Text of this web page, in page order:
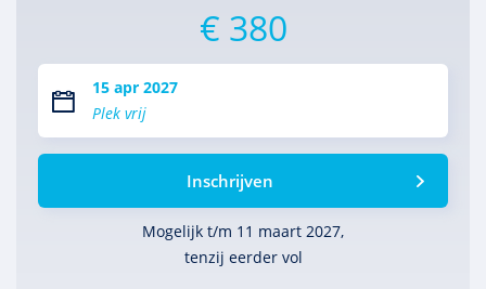
€ 380
15 apr 2027
Plek vrij
Inschrijven
Mogelijk t/m 11 maart 2027,
tenzij eerder vol